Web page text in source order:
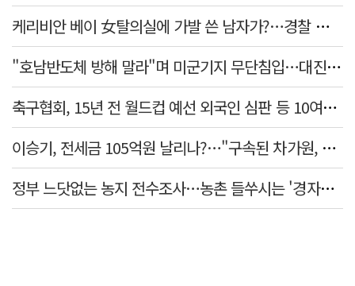
케리비안 베이 女탈의실에 가발 쓴 남자가?…경찰 추적 중
"호남반도체 방해 말라"며 미군기지 무단침입…대진연 회원 3명 '구속'
축구협회, 15년 전 월드컵 예선 외국인 심판 등 10여명에 '성 접대'
이승기, 전세금 105억원 날리나?…"구속된 차가원, 형사 범죄 영역"
정부 느닷없는 농지 전수조사…농촌 들쑤시는 '경자유전'의 칼날